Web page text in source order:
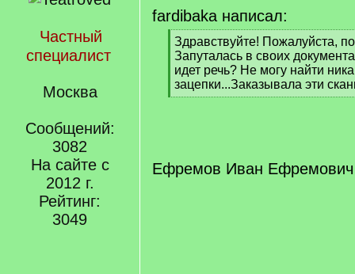
Частный
специалист
Москва
Сообщений:
3082
На сайте с
2012 г.
Рейтинг:
3049
fardibaka написал:
[
q
]
Здравствуйте! Пожалуйста,
Запуталась в своих
идет речь? Не могу найти
зацепки...Заказывала эти
[
Ефремов Иван Ефремович